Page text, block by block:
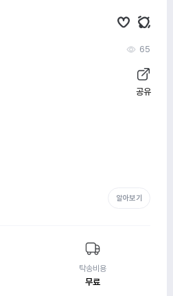
65
공유
알아보기
탁송비용
무료